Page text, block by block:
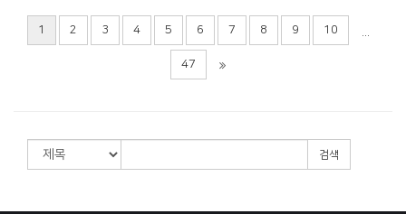
1 2 3 4 5 6 7 8 9 10
47
검색